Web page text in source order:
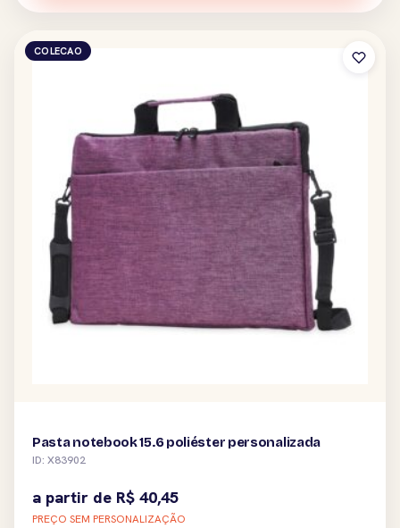
COLECAO
Pasta notebook 15.6 poliéster personalizada
ID: X83902
a partir de R$ 40,45
PREÇO SEM PERSONALIZAÇÃO